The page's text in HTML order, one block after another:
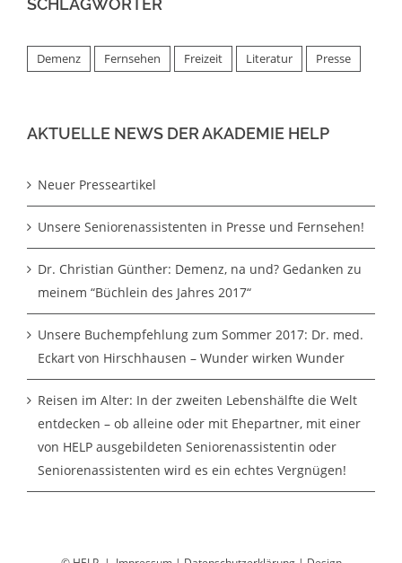
SCHLAGWÖRTER
Demenz Fernsehen Freizeit Literatur Presse
AKTUELLE NEWS DER AKADEMIE HELP
Neuer Presseartikel
Unsere Seniorenassistenten in Presse und Fernsehen!
Dr. Christian Günther: Demenz, na und? Gedanken zu
meinem “Büchlein des Jahres 2017“
Unsere Buchempfehlung zum Sommer 2017: Dr. med.
Eckart von Hirschhausen – Wunder wirken Wunder
Reisen im Alter: In der zweiten Lebenshälfte die Welt
entdecken – ob alleine oder mit Ehepartner, mit einer
von HELP ausgebildeten Seniorenassistentin oder
Seniorenassistenten wird es ein echtes Vergnügen!